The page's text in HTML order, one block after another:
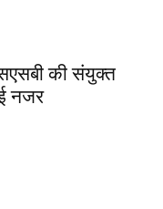
की संयुक्त
नजर